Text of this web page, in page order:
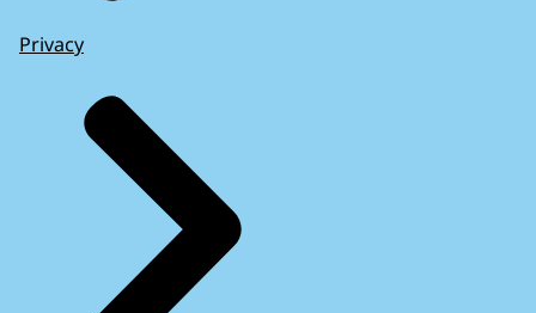
Privacy